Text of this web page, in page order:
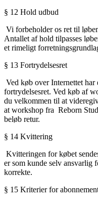
§ 12 Hold udbud
Vi forbeholder os ret til
Antallet af hold tilpasses
et rimeligt
§ 13 Fortrydelsesret
Ved køb over Internettet har
fortrydelsesret. Ved køb af
du velkommen til at
at workshop fra Reborn
beløb retur.
§ 14 Kvittering
Kvitteringen for købet
er som kunde selv ansvarlig
korrekte.
§ 15 Kriterier for